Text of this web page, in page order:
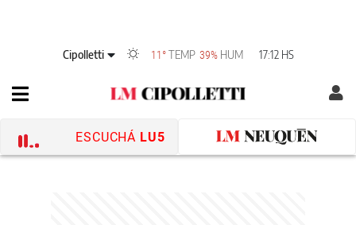
Cipolletti 11° TEMP 39% HUM 17:12 HS
ESCUCHÁ LU5